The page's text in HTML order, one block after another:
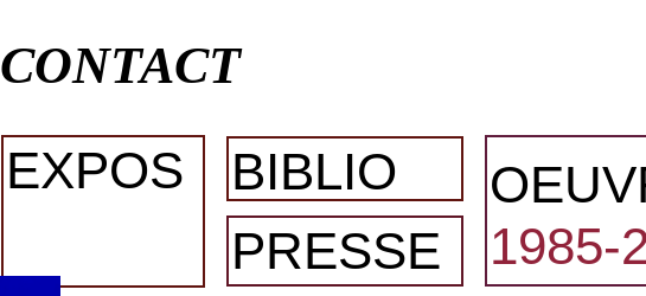
CONTACT
1985-
EXPOS
BIBLIO
PRESSE